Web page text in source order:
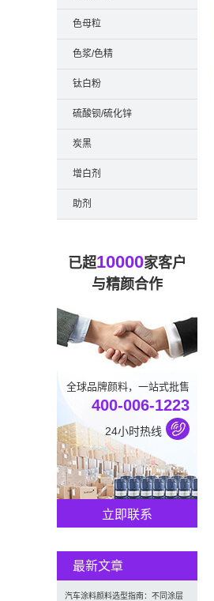
色母粒
色浆/色精
钛白粉
硫酸钡/硫化锌
炭黑
增白剂
助剂
已超10000家客户
与精颜合作
全球品牌颜料，一站式批售
400-006-1223
24小时热线
立即联系
最新文章
汽车涂料颜料选型指南：不同涂层